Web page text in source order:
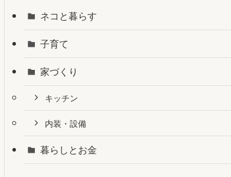
ネコと暮らす
子育て
家づくり
キッチン
内装・設備
暮らしとお金